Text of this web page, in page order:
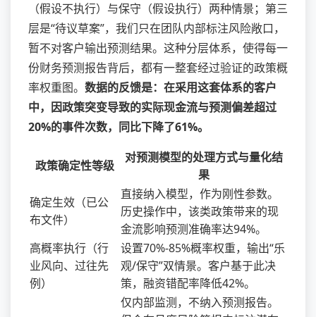
（假设不执行）与保守（假设执行）两种情景；第三
层是“待议草案”，我们只在团队内部标注风险敞口，
暂不对客户输出预测结果。这种分层体系，使得每一
份财务预测报告背后，都有一整套经过验证的政策概
率权重图。 数据的反馈是：在采用这套体系的客户
中，因政策突变导致的实际现金流与预测偏差超过
20%的事件次数，同比下降了61%。
政策确定性等级
对预测模型的处理方式与量化结
果
确定生效（已公
布文件）
直接纳入模型，作为刚性参数。
历史操作中，该类政策带来的现
金流影响预测准确率达94%。
高概率执行（行
业风向、过往先
例）
设置70%-85%概率权重，输出“乐
观/保守”双情景。客户基于此决
策，融资错配率降低42%。
仅内部监测，不纳入预测报告。